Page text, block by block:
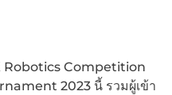
Robotics Competition
2023 นี้ รวมผู้เข้า